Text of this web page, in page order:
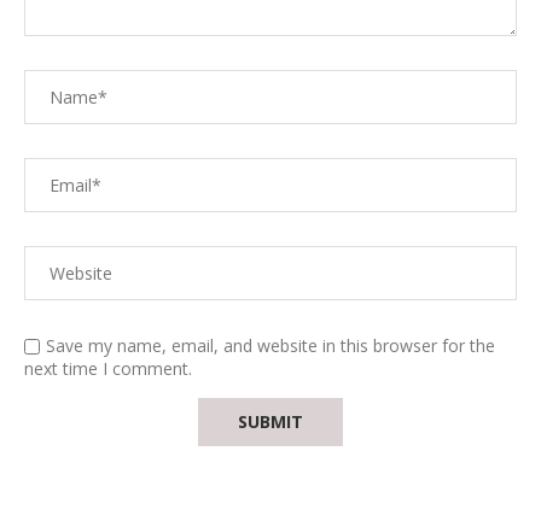
Save my name, email, and website in this browser for the
next time I comment.